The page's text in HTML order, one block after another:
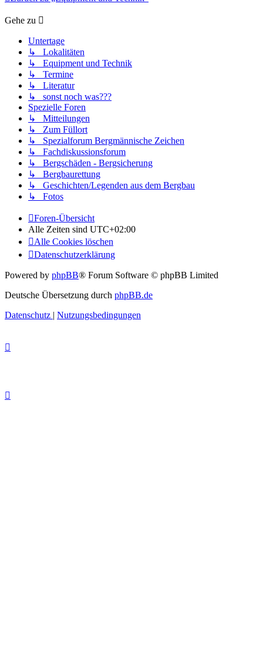
Gehe zu
Untertage
↳ Lokalitäten
↳ Equipment und Technik
↳ Termine
↳ Literatur
↳ sonst noch was???
Spezielle Foren
↳ Mitteilungen
↳ Zum Füllort
↳ Spezialforum Bergmännische Zeichen
↳ Fachdiskussionsforum
↳ Bergschäden - Bergsicherung
↳ Bergbaurettung
↳ Geschichten/Legenden aus dem Bergbau
↳ Fotos
Foren-Übersicht
Alle Zeiten sind UTC+02:00
Alle Cookies löschen
Datenschutzerklärung
Powered by phpBB® Forum Software © phpBB Limited
Deutsche Übersetzung durch phpBB.de
Datenschutz | Nutzungsbedingungen